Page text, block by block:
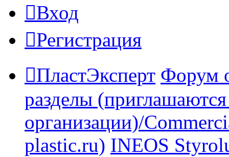
Вход
Регистрация
ПластЭксперт Форум
разделы
организации)/
plastic.ru) INEOS